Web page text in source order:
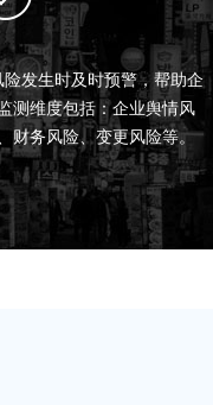
发生时及时预警，帮助企
测维度包括：企业舆情风
财务风险、变更风险等。